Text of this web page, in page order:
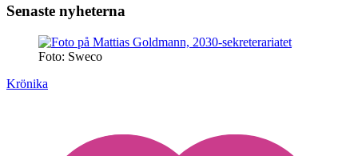
Senaste nyheterna
Foto: Sweco
Krönika